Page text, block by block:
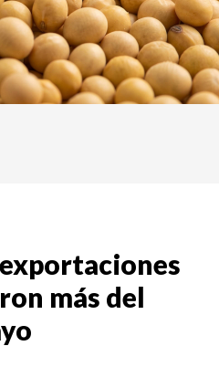
más del